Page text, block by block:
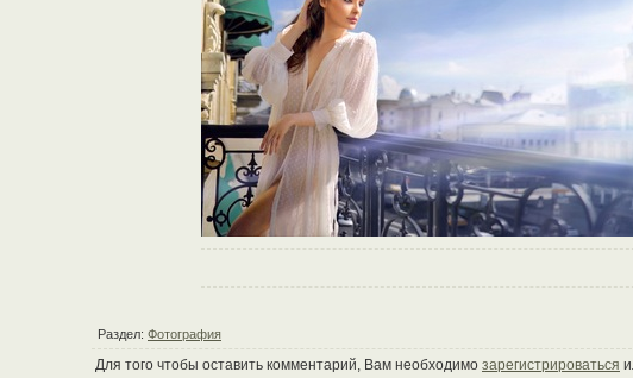
Раздел: Фотография
Для того чтобы оставить комментарий, Вам необходимо зарегистрироваться